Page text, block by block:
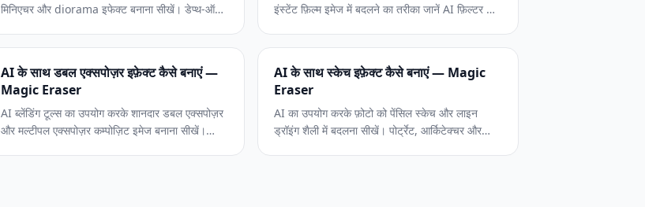
मिनिएचर और diorama इफेक्ट बनाना सीखें। डेप्थ-ऑफ-
इंस्टेंट फ़िल्म इमेज में बदलने का तरीका जानें AI फ़िल्टर का
AI के साथ डबल एक्सपोज़र इफ़ेक्ट कैसे बनाएं —
Magic Eraser
AI ब्लेंडिंग टूल्स का उपयोग करके शानदार डबल एक्सपोज़र
और मल्टीपल एक्सपोज़र कम्पोज़िट इमेज बनाना सीखें।
AI के साथ स्केच इफ़ेक्ट कैसे बनाएं — Magic
Eraser
AI का उपयोग करके फ़ोटो को पेंसिल स्केच और लाइन
ड्रॉइंग शैली में बदलना सीखें। पोर्ट्रेट, आर्किटेक्चर और